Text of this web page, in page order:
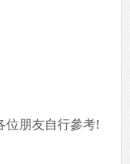
位朋友自行參考!